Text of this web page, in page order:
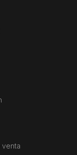
venta